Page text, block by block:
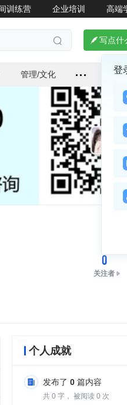
训练营 企业培训 高端
  写点什
登
管理/文化
0
关注者
个人成就
发布了 0 篇内容
共 0 字， 被阅读 0 次